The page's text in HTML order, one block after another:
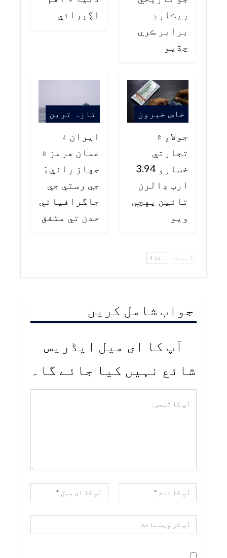
ريڪارڊ
برابر ڪري
ڇڏيو
اڳڀرائي
خاص خبرون
جولاءِ ۾
تجارتي
خسارو 3.94
ارب ڊالرن
تائين پهچي
ويو
تازہ ترین
ايران ۽
عمان هرمز ۾
جهاز رانيءَ
جي رستي جي
جاگرافيائي
حدن تي متفق
پچھلا اگلا
جواب شامل کریں
آپ کا ای میل ایڈریس
شائع نہیں کیا جائے گا۔